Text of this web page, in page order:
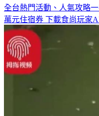
全台熱門活動、人氣攻略一
萬元住宿券 下載食尚玩家